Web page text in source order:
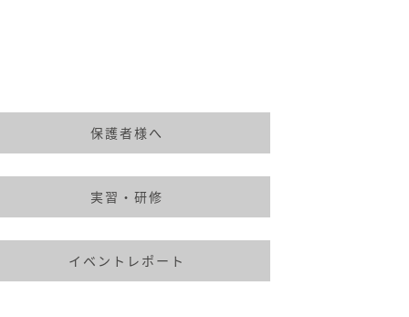
保護者様へ
実習・研修
イベントレポート